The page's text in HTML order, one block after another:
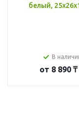
белый,
В
от 8 890 ₸